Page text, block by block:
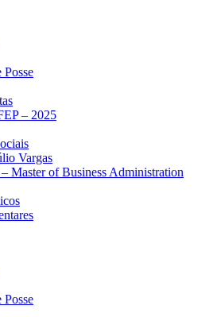
– 2025
Vargas
Master of Business Administration